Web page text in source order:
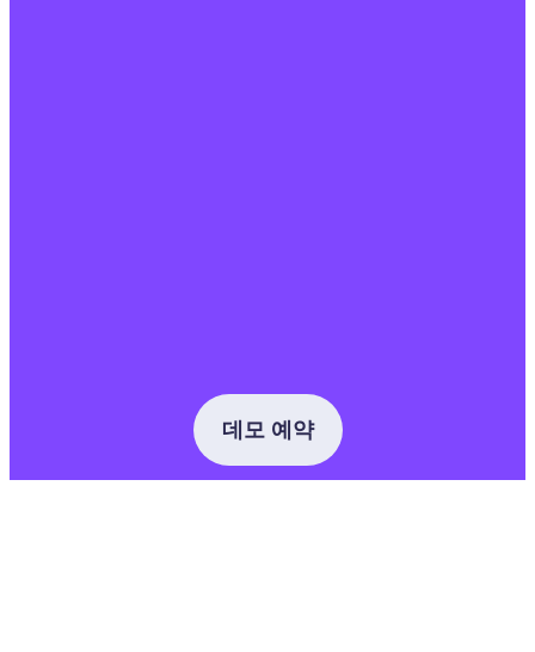
데모 예약